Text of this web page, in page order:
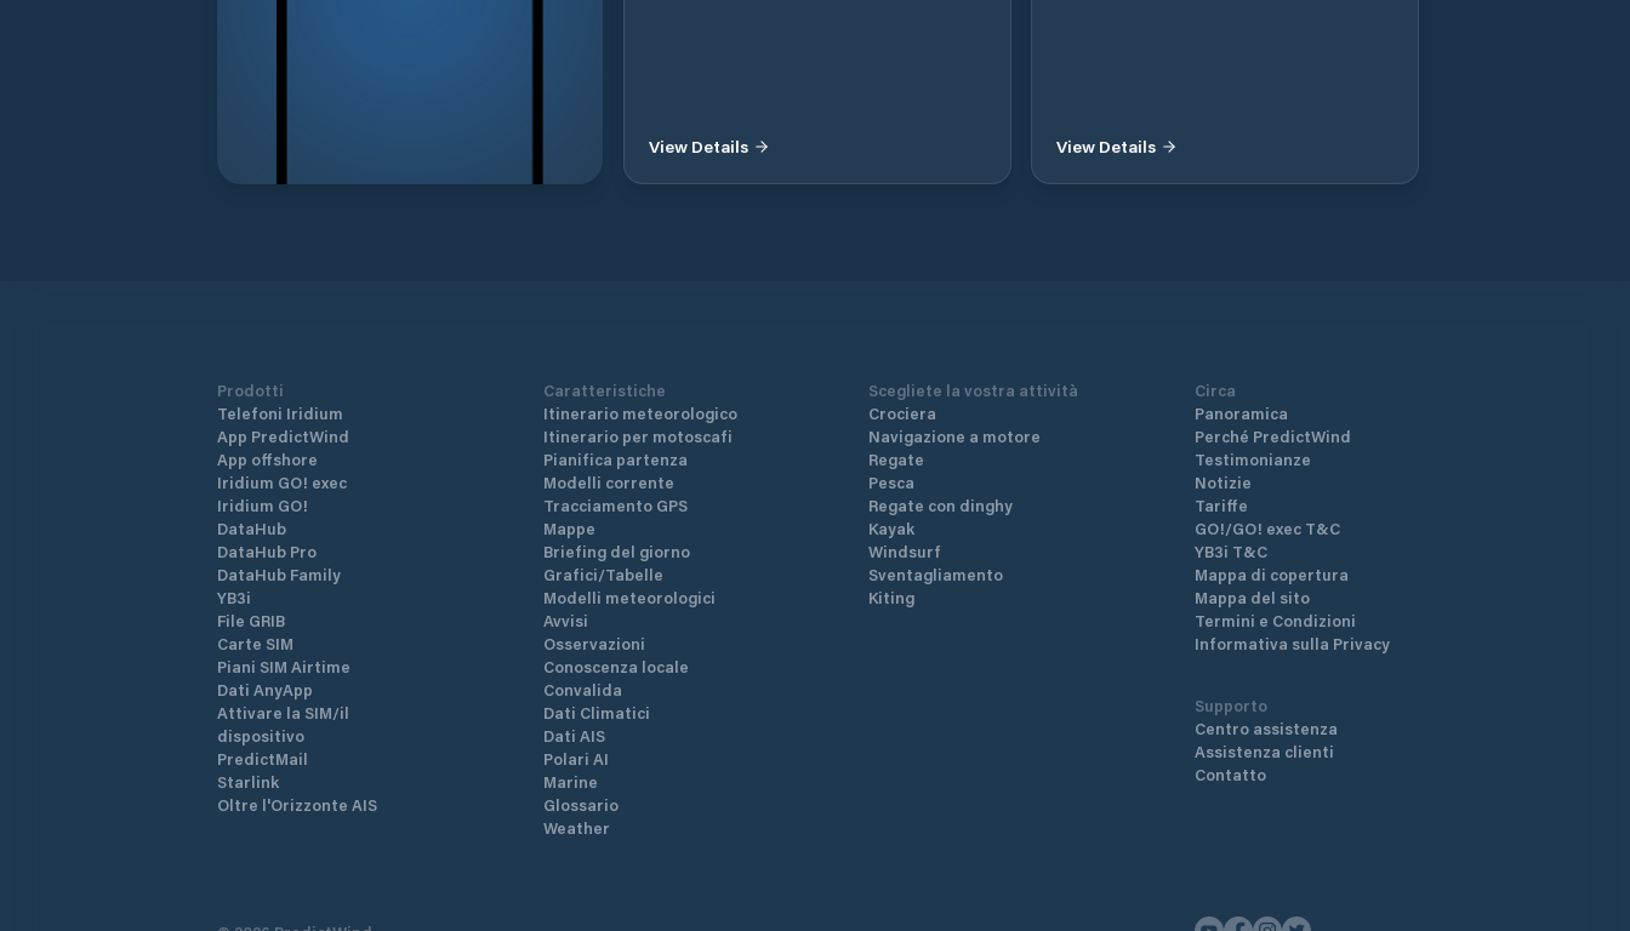
View Details View Details
Prodotti
Telefoni Iridium
App PredictWind
App offshore
Iridium GO! exec
Iridium GO!
DataHub
DataHub Pro
DataHub Family
YB3i
File GRIB
Carte SIM
Piani SIM Airtime
Dati AnyApp
Attivare la SIM/il
dispositivo
PredictMail
Starlink
Oltre l'Orizzonte AIS
Caratteristiche
Itinerario meteorologico
Itinerario per motoscafi
Pianifica partenza
Modelli corrente
Tracciamento GPS
Mappe
Briefing del giorno
Grafici/Tabelle
Modelli meteorologici
Avvisi
Osservazioni
Conoscenza locale
Convalida
Dati Climatici
Dati AIS
Polari AI
Marine
Glossario
Weather
Scegliete la vostra attività
Crociera
Navigazione a motore
Regate
Pesca
Regate con dinghy
Kayak
Windsurf
Sventagliamento
Kiting
Circa
Panoramica
Perché PredictWind
Testimonianze
Notizie
Tariffe
GO!/GO! exec T&C
YB3i T&C
Mappa di copertura
Mappa del sito
Termini e Condizioni
Informativa sulla Privacy
Supporto
Centro assistenza
Assistenza clienti
Contatto